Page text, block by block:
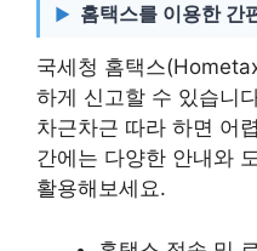
홈택스를 이용한 간
국세청 홈택스
하게 신고할 수 있습니
차근차근 따라 하면 어
간에는 다양한 안내와
활용해보세요.